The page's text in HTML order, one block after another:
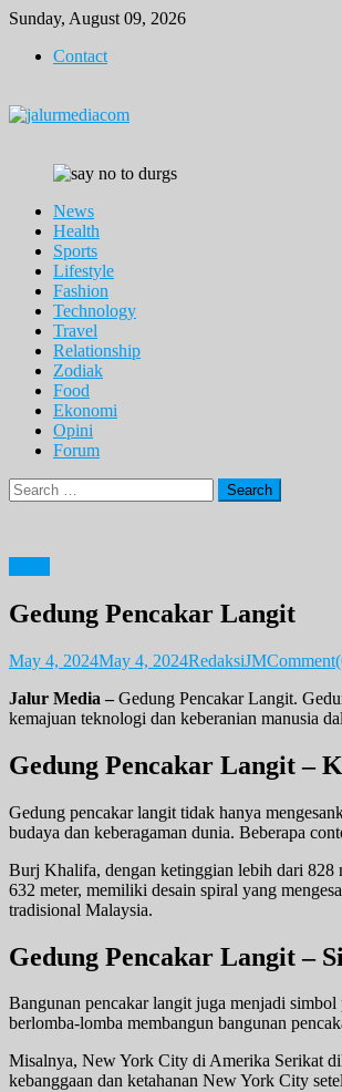
Skip
content
Sunday, August 09, 2026
Contact
News
Health
Sports
Lifestyle
Fashion
Technology
Travel
Relationship
Zodiak
Food
Ekonomi
Opini
Forum
Search
for:
Gedung Pencakar Langit
May 4, 2024May 4, 2024RedaksiJM
Jalur Media – Gedung Pencakar Langit.
kemajuan teknologi dan keberanian manusia
Gedung Pencakar Langit –
Gedung pencakar langit tidak hanya
budaya dan keberagaman dunia. Beberapa
Burj Khalifa, dengan ketinggian lebih dari 828
632 meter, memiliki desain spiral yang
tradisional Malaysia.
Gedung Pencakar Langit –
Bangunan pencakar langit juga menjadi
berlomba-lomba membangun bangunan
Misalnya, New York City di Amerika Serikat
kebanggaan dan ketahanan New York City